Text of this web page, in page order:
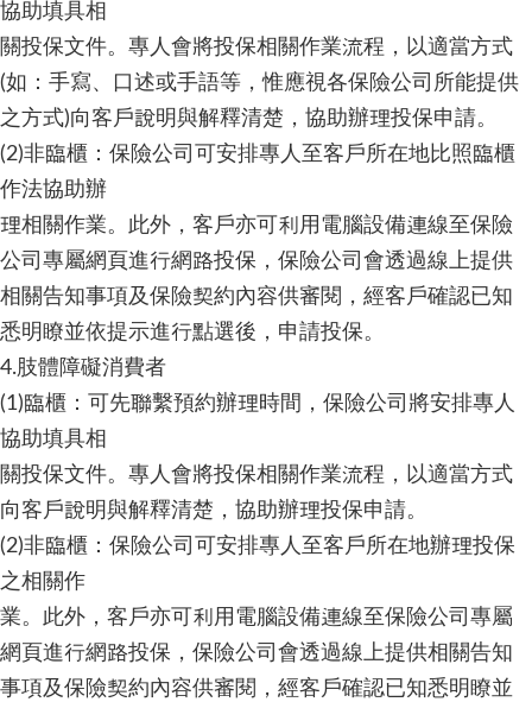
協助填具相
關投保文件。專人會將投保相關作業流程，以適當方式
(如：手寫、口述或手語等，惟應視各保險公司所能提供
之方式)向客戶說明與解釋清楚，協助辦理投保申請。
(2)非臨櫃：保險公司可安排專人至客戶所在地比照臨櫃
作法協助辦
理相關作業。此外，客戶亦可利用電腦設備連線至保險
公司專屬網頁進行網路投保，保險公司會透過線上提供
相關告知事項及保險契約內容供審閱，經客戶確認已知
悉明瞭並依提示進行點選後，申請投保。
4.肢體障礙消費者
(1)臨櫃：可先聯繫預約辦理時間，保險公司將安排專人
協助填具相
關投保文件。專人會將投保相關作業流程，以適當方式
向客戶說明與解釋清楚，協助辦理投保申請。
(2)非臨櫃：保險公司可安排專人至客戶所在地辦理投保
之相關作
業。此外，客戶亦可利用電腦設備連線至保險公司專屬
網頁進行網路投保，保險公司會透過線上提供相關告知
事項及保險契約內容供審閱，經客戶確認已知悉明瞭並